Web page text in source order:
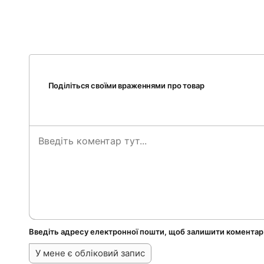
Поділіться своїми враженнями про товар
Введіть адресу електронної пошти, щоб залишити
У мене є обліковий запис